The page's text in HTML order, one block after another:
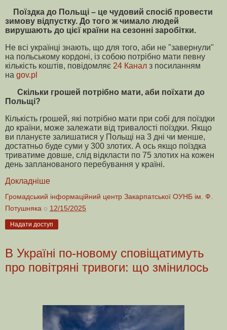
Поїздка до Польщі – це чудовий спосіб провести
зимову відпустку. До того ж чимало людей
вирушають до цієї країни на сезонні заробітки.
Не всі українці знають, що для того, аби не "завернули"
на польському кордоні, із собою потрібно мати певну
кількість коштів, повідомляє 24 Канал з посиланням
на gov.pl
Скільки грошей потрібно мати, аби поїхати до
Польщі?
Кількість грошей, які потрібно мати при собі для поїздки
до країни, може залежати від тривалості поїздки. Якщо
ви плануєте залишатися у Польщі на 3 дні чи менше,
достатньо буде суми у 300 злотих. А ось якщо поїздка
триватиме довше, слід відкласти по 75 злотих на кожен
день запланованого перебування у країні.
Докладніше
Громадський інформаційний центр Закарпатської ОУНБ ім. Ф.
Потушняка о 12/15/2025
Надати доступ
В Україні по-новому сповіщатимуть
про повітряні тривоги: що змінилось